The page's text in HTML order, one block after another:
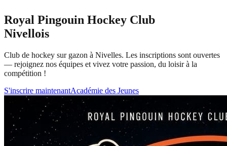
Royal Pingouin Hockey Club
Nivellois
Club de hockey sur gazon à Nivelles. Les inscriptions sont ouvertes
— rejoignez nos équipes et vivez votre passion, du loisir à la
compétition !
S'inscrire maintenantAcadémie des Jeunes